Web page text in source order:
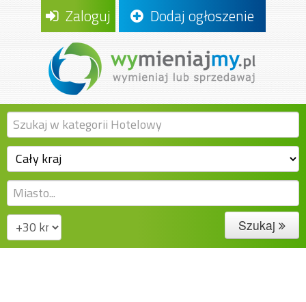
Zaloguj Dodaj ogłoszenie
Szukaj